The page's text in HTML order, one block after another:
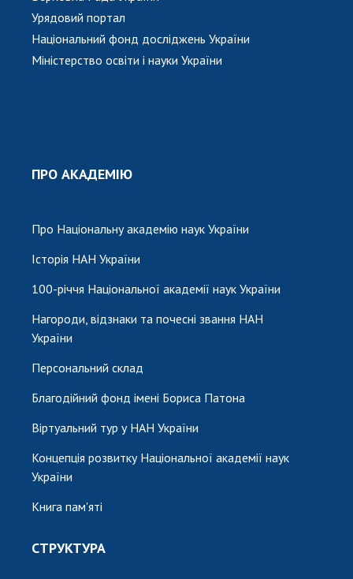
Урядовий портал
Національний фонд досліджень України
Міністерство освіти і науки України
ПРО АКАДЕМІЮ
Про Національну академію наук України
Історія НАН України
100-річчя Національної академії наук України
Нагороди, відзнаки та почесні звання НАН
України
Персональний склад
Благодійний фонд імені Бориса Патона
Віртуальний тур у НАН України
Концепція розвитку Національної академії наук
України
Книга пам'яті
СТРУКТУРА